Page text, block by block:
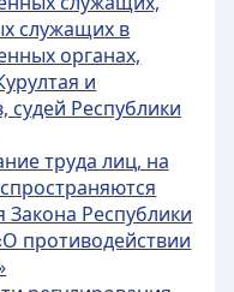
служащих в
органах,
и
судей Республики
труда лиц, на
Закона Республики
противодействии